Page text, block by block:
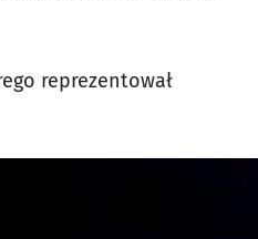
reprezentował